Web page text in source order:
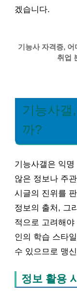
겠습니다.
기능사 자격증,
취업
기능사갤
까?
기능사갤은 익
않은 정보나 주
시글의 진위를
정보의 출처, 그
적으로 고려해
인의 학습 스타
수 있으므로 맹
정보 활용